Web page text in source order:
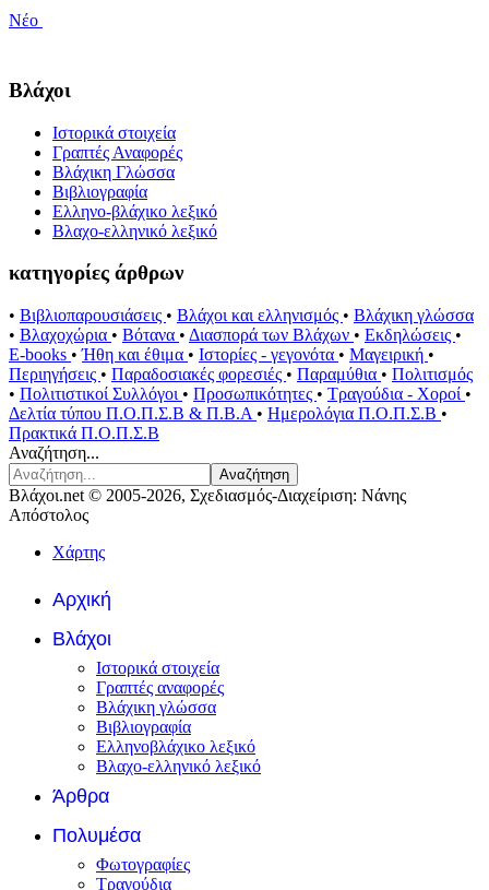
Νέο
Βλάχοι
Ιστορικά στοιχεία
Γραπτές Αναφορές
Βλάχικη Γλώσσα
Βιβλιογραφία
Ελληνο-βλάχικο λεξικό
Βλαχο-ελληνικό λεξικό
κατηγορίες άρθρων
• Βιβλιοπαρουσιάσεις • Βλάχοι και ελληνισμός • Βλάχικη γλώσσα
• Βλαχοχώρια • Βότανα • Διασπορά των Βλάχων • Εκδηλώσεις •
E-books •Ήθη και έθιμα • Ιστορίες - γεγονότα • Μαγειρική •
Περιηγήσεις • Παραδοσιακές φορεσιές • Παραμύθια • Πολιτισμός
• Πολιτιστικοί Συλλόγοι • Προσωπικότητες • Τραγούδια - Χοροί •
Δελτία τύπου Π.Ο.Π.Σ.Β & Π.Β.Α • Ημερολόγια Π.Ο.Π.Σ.Β •
Πρακτικά Π.Ο.Π.Σ.Β
Αναζήτηση...
Αναζήτηση
Βλάχοι.net © 2005-2026, Σχεδιασμός-Διαχείριση: Νάνης
Απόστολος
Χάρτης
Αρχική
Βλάχοι
Ιστορικά στοιχεία
Γραπτές αναφορές
Βλάχικη γλώσσα
Βιβλιογραφία
Ελληνοβλάχικο λεξικό
Βλαχο-ελληνικό λεξικό
Άρθρα
Πολυμέσα
Φωτογραφίες
Τραγούδια